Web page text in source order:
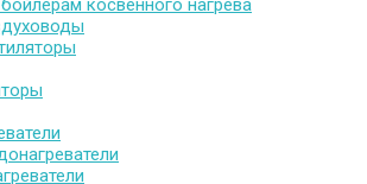
косвенного нагрева